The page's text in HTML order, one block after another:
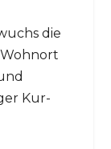
die
Kur-